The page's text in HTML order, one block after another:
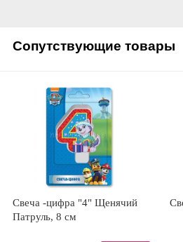
Сопутствующие товары
Свеча -цифра "4" Щенячий
Патруль, 8 см